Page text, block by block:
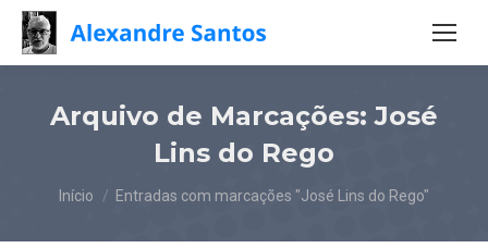
Arquivo de Marcações:José
Lins do Rego
Você está aqui:
Início Entradas com marcações "José Lins do Rego"